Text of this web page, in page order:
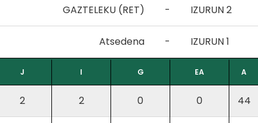
GAZTELEKU (RET) - IZURUN 2
Atsedena - IZURUN 1
J I G EA A
2 2 0 0 44